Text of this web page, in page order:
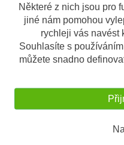
Některé z nich jsou pro
jiné nám pomohou
rychleji vás navést
Souhlasíte s
můžete snadno
GIVI / KAPPA typ
GIVI / KAPPA typ
HEPCO & BECKER
KRAUSER
SHAD
TRAX